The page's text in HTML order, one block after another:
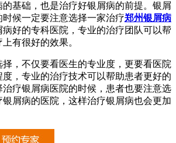
基础，也是治疗好银屑病的前提。银屑
候一定要注意选择一家治疗郑州银屑病
病好的专科医院，专业的治疗团队可以帮
有很好的效果。
，不仅要看医生的专业度，更要看医院
，专业的治疗技术可以帮助患者更好的
疗银屑病医院的时候，患者也要注意选
屑病的医院，这样治疗银屑病也会更加